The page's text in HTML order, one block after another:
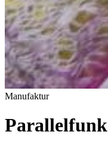
Manufaktur
Parallelfunk